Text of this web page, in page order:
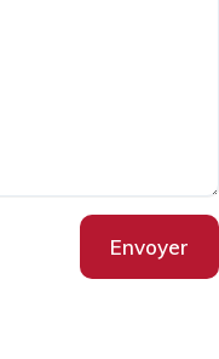
Envoyer